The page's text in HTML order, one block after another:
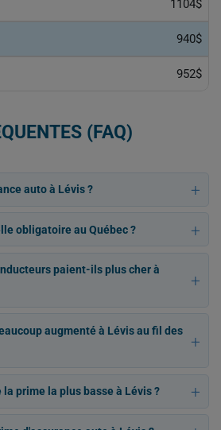
1104$
940$
952$
(FAQ)
auto à Lévis ?
obligatoire au Québec ?
paient-ils plus cher à
augmenté à Lévis au fil des
prime la plus basse à Lévis ?